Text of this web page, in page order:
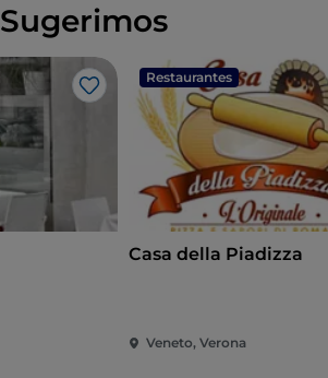
Sugerimos
Me gusta
Restaurantes
Casa della Piadizza
Veneto, Verona